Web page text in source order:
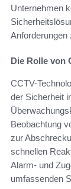
Unternehmen
Anforderungen
Die Rolle von
CCTV-
der Sicherheit
Beobachtung
zur
schnellen
Alarm- und
umfassenden